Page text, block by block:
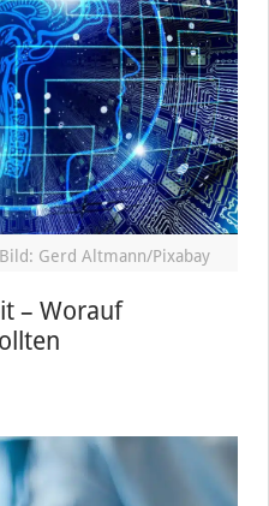
Gerd Altmann/Pixabay
– Worauf